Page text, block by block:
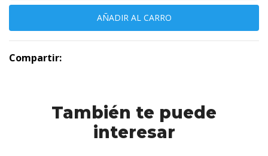
Compartir:
También te puede
interesar